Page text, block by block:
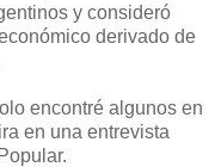
y consideró
derivado de
encontré algunos en
en una entrevista